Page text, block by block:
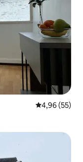
4,96 ud af 5 i
4,96 (55)